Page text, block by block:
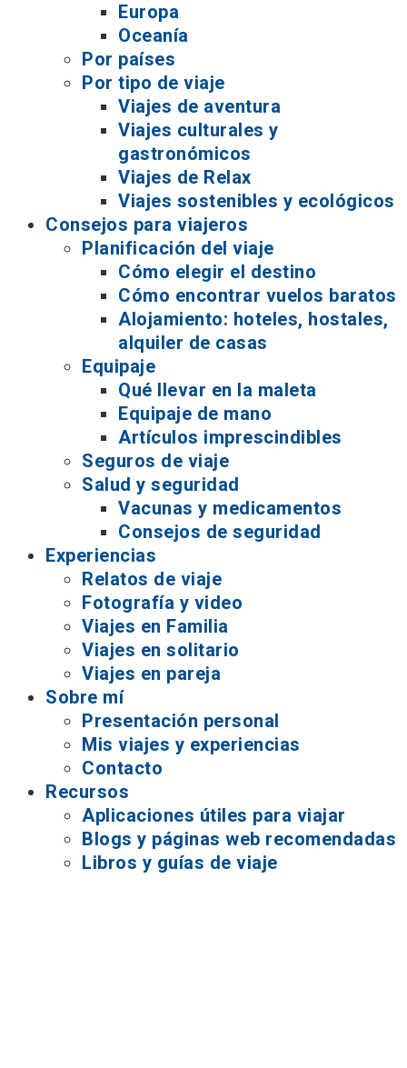
Europa
Oceanía
Por países
Por tipo de viaje
Viajes de aventura
Viajes culturales y
gastronómicos
Viajes de Relax
Viajes sostenibles y ecológicos
Consejos para viajeros
Planificación del viaje
Cómo elegir el destino
Cómo encontrar vuelos baratos
Alojamiento: hoteles, hostales,
alquiler de casas
Equipaje
Qué llevar en la maleta
Equipaje de mano
Artículos imprescindibles
Seguros de viaje
Salud y seguridad
Vacunas y medicamentos
Consejos de seguridad
Experiencias
Relatos de viaje
Fotografía y video
Viajes en Familia
Viajes en solitario
Viajes en pareja
Sobre mí
Presentación personal
Mis viajes y experiencias
Contacto
Recursos
Aplicaciones útiles para viajar
Blogs y páginas web recomendadas
Libros y guías de viaje